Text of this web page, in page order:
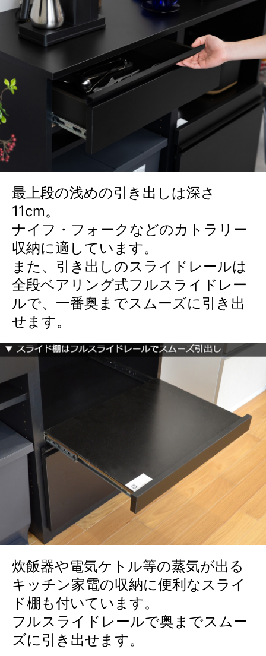
最上段の浅めの引き出しは深さ
11cm。
ナイフ・フォークなどのカトラリー
収納に適しています。
また、引き出しのスライドレールは
全段ベアリング式フルスライドレー
ルで、一番奥までスムーズに引き出
せます。
炊飯器や電気ケトル等の蒸気が出る
キッチン家電の収納に便利なスライ
ド棚も付いています。
フルスライドレールで奥までスムー
ズに引き出せます。